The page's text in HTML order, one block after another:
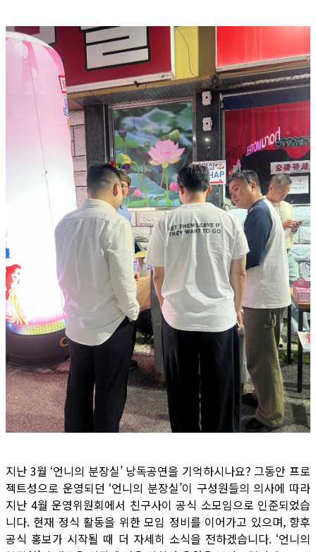
지난 3월 ‘언니의 분장실’ 낭독공연을 기억하시나요? 그동안 프로
젝트성으로 운영되던 ‘언니의 분장실’이 구성원들의 의사에 따라
지난 4월 운영위원회에서 친구사이 공식 소모임으로 인준되었습
니다. 현재 정식 활동을 위한 모임 정비를 이어가고 있으며, 향후
공식 홍보가 시작될 때 더 자세히 소식을 전하겠습니다. ‘언니의